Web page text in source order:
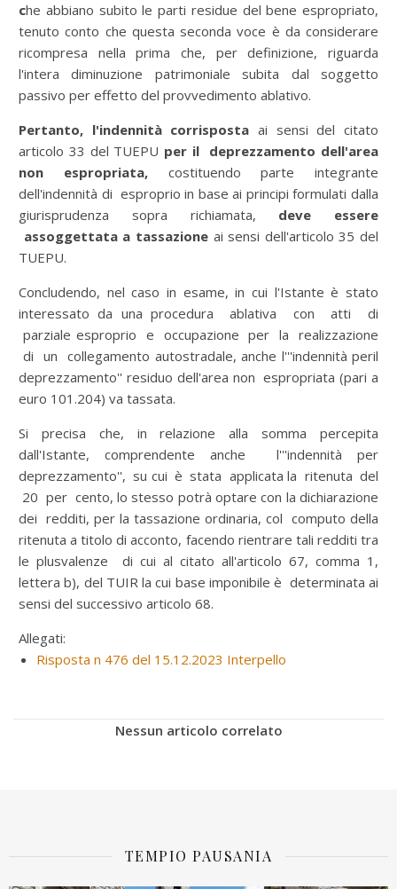
che abbiano subito le parti residue del bene espropriato,
tenuto conto che questa seconda voce è da considerare
ricompresa nella prima che, per definizione, riguarda
l'intera diminuzione patrimoniale subita dal soggetto
passivo per effetto del provvedimento ablativo.
Pertanto, l'indennità corrisposta ai sensi del citato
articolo 33 del TUEPU per il deprezzamento dell'area
non espropriata,costituendo parte integrante
dell'indennità di esproprio in base ai principi formulati dalla
giurisprudenza sopra richiamata, deve essere
assoggettata a tassazione ai sensi dell'articolo 35 del
TUEPU.
Concludendo, nel caso in esame, in cui l'Istante è stato
interessato da una procedura ablativa con atti di
parziale esproprio e occupazione per la realizzazione
di un collegamento autostradale, anche l'''indennità peril
deprezzamento'' residuo dell'area non espropriata (pari a
euro 101.204) va tassata.
Si precisa che, in relazione alla somma percepita
dall'Istante, comprendente anche l'''indennità per
deprezzamento'', su cui è stata applicata la ritenuta del
20 per cento, lo stesso potrà optare con la dichiarazione
dei redditi, per la tassazione ordinaria, col computo della
ritenuta a titolo di acconto, facendo rientrare tali redditi tra
le plusvalenze di cui al citato all'articolo 67, comma 1,
lettera b), del TUIR la cui base imponibile è determinata ai
sensi del successivo articolo 68.
Allegati:
Risposta n 476 del 15.12.2023 Interpello
Nessun articolo correlato
TEMPIO PAUSANIA